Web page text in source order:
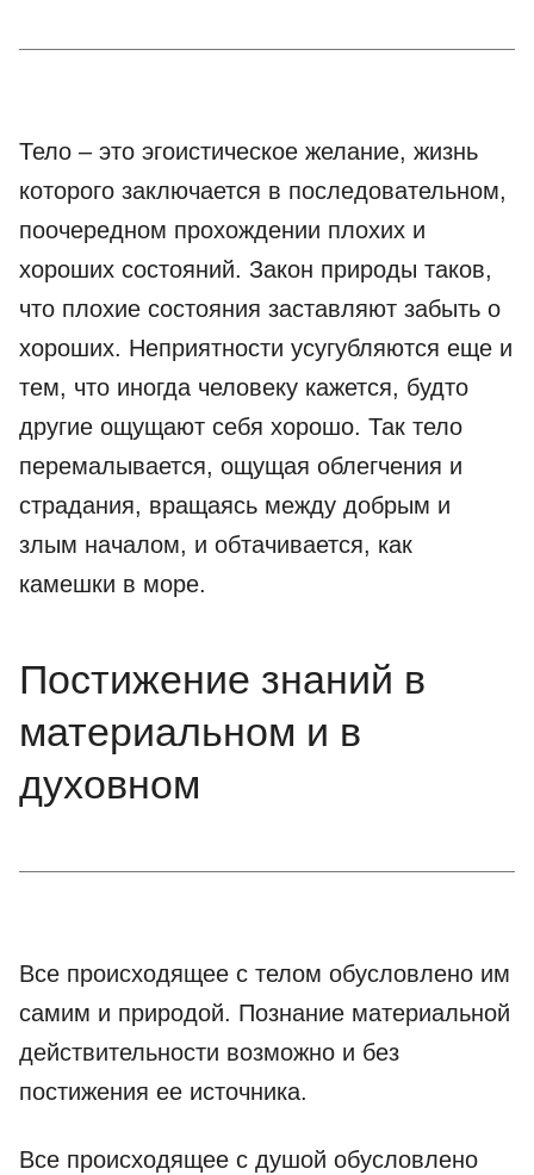
Тело – это эгоистическое желание, жизнь
которого заключается в последовательном,
поочередном прохождении плохих и
хороших состояний. Закон природы таков,
что плохие состояния заставляют забыть о
хороших. Неприятности усугубляются еще и
тем, что иногда человеку кажется, будто
другие ощущают себя хорошо. Так тело
перемалывается, ощущая облегчения и
страдания, вращаясь между добрым и
злым началом, и обтачивается, как
камешки в море.
Постижение знаний в
материальном и в
духовном
Все происходящее с телом обусловлено им
самим и природой. Познание материальной
действительности возможно и без
постижения ее источника.
Все происходящее с душой обусловлено